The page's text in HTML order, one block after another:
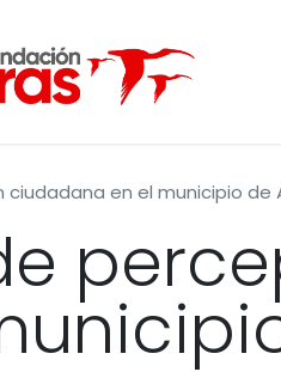
en el municipio de